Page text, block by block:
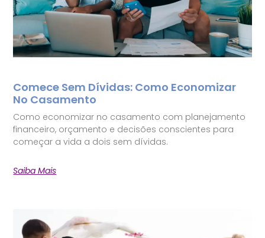
Comece Sem Dívidas: Como Economizar
No Casamento
Como economizar no casamento com planejamento
financeiro, orçamento e decisões conscientes para
começar a vida a dois sem dívidas.
Saiba Mais